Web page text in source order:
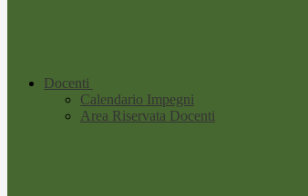
Docenti
Calendario Impegni
Area Riservata Docenti